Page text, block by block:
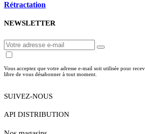
Rétractation
NEWSLETTER
Vous acceptez que votre adresse e-mail soit utilisée pour
libre de vous désabonner à tout moment.
SUIVEZ-NOUS
API DISTRIBUTION